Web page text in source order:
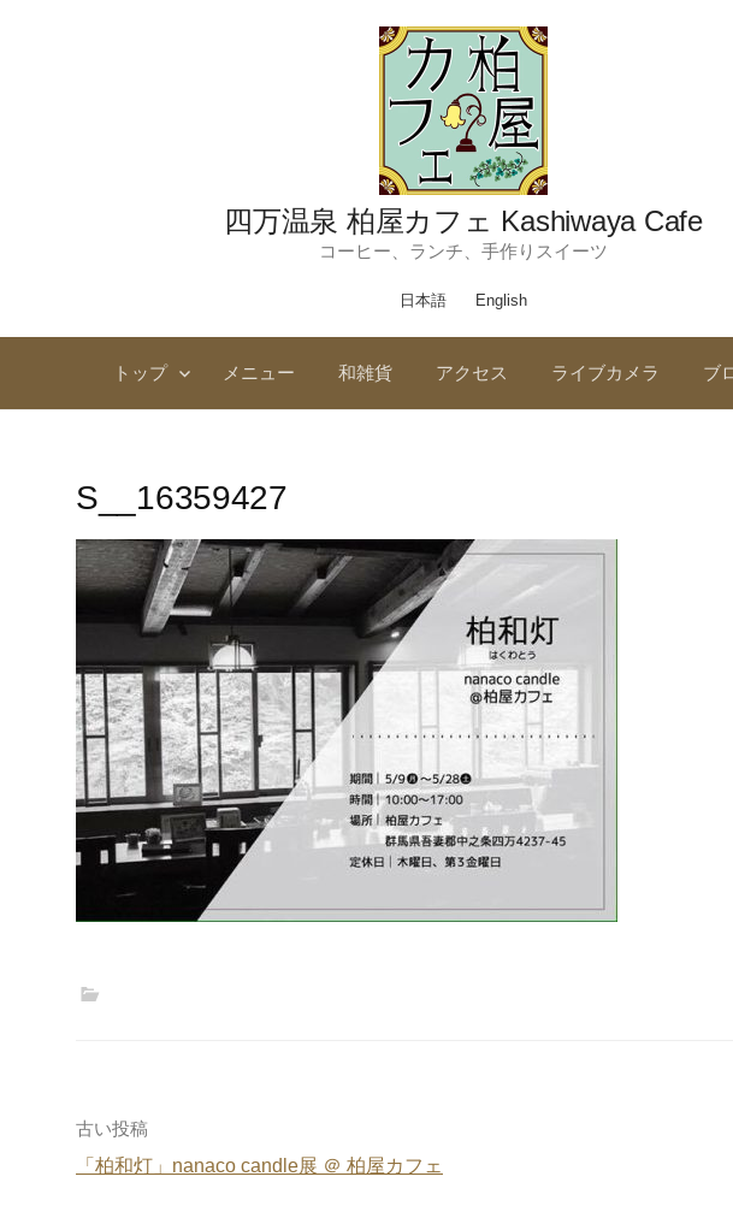
四万温泉 柏屋カフェ Kashiwaya Cafe
コーヒー、ランチ、手作りスイーツ
日本語 English
トップ メニュー 和雑貨 アクセス ライブカメラ ブ
S__16359427
投
稿
古い投稿
「柏和灯」nanaco candle展 ＠ 柏屋カフェ